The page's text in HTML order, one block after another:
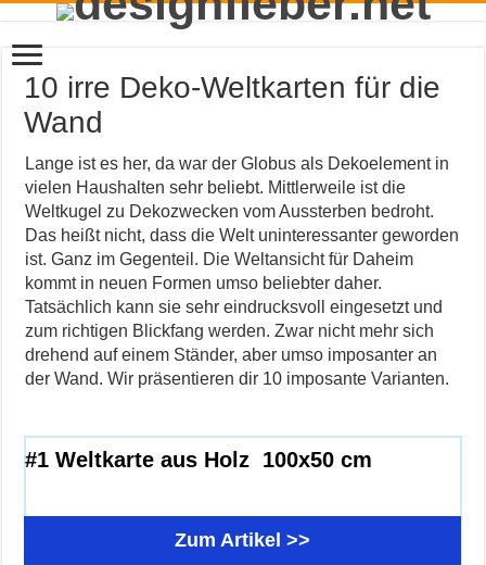
10 irre Deko-Weltkarten für die
Wand
Lange ist es her, da war der Globus als Dekoelement in
vielen Haushalten sehr beliebt. Mittlerweile ist die
Weltkugel zu Dekozwecken vom Aussterben bedroht.
Das heißt nicht, dass die Welt uninteressanter geworden
ist. Ganz im Gegenteil. Die Weltansicht für Daheim
kommt in neuen Formen umso beliebter daher.
Tatsächlich kann sie sehr eindrucksvoll eingesetzt und
zum richtigen Blickfang werden. Zwar nicht mehr sich
drehend auf einem Ständer, aber umso imposanter an
der Wand. Wir präsentieren dir 10 imposante Varianten.
#1 Weltkarte aus Holz 100x50 cm
Zum Artikel >>